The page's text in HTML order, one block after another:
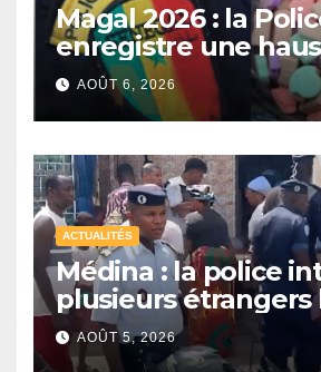
Magal 2026 : la
enregistre une
saisies de drogues
synthèse malgré
certains stupéfiants
AOÛT 6, 2026
ACTUALITÉS
Médina : la police
plusieurs étrangers
d’une opération de
sécurisation
AOÛT 5, 2026